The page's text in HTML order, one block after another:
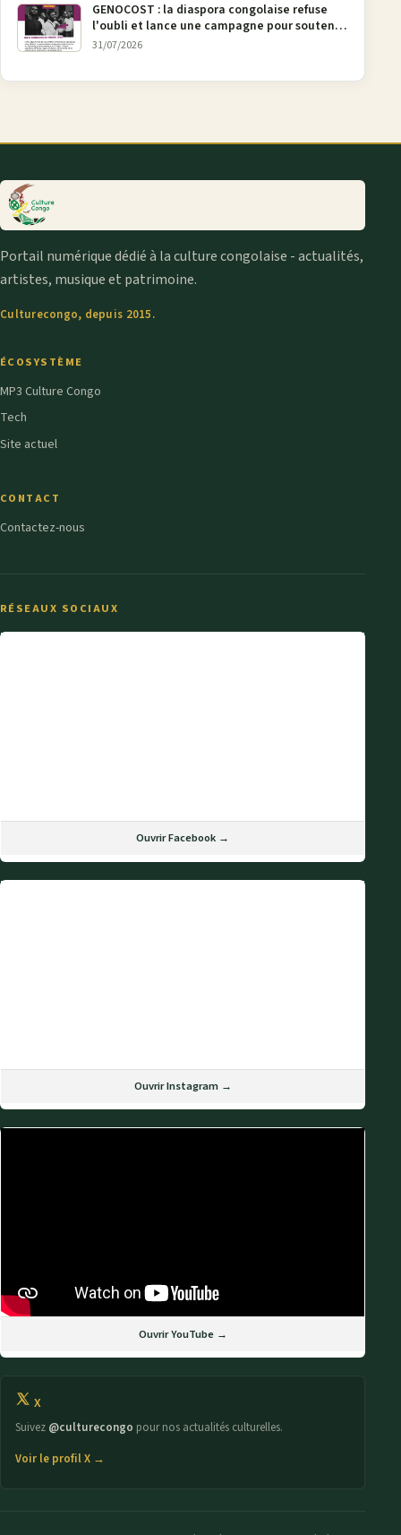
GENOCOST : la diaspora congolaise refuse
l'oubli et lance une campagne pour soutenir
la pétition FONAREV depuis Bruxelles
31/07/2026
Portail numérique dédié à la culture congolaise - actualités,
artistes, musique et patrimoine.
Culturecongo, depuis 2015.
ÉCOSYSTÈME
MP3 Culture Congo
Tech
Site actuel
CONTACT
Contactez-nous
RÉSEAUX SOCIAUX
Ouvrir Facebook →
Ouvrir Instagram →
Ouvrir YouTube →
X
Suivez @culturecongo pour nos actualités culturelles.
Voir le profil X →